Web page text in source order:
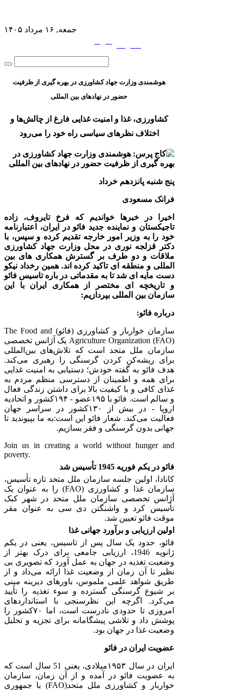
جمعه, ۱۶ مرداد ۱۴۰۵
هوشمندی وزارت جهاد کشاورزی در بهره گیری از ظرفیت
حضور در نهادهای بین المللی
کشاورزی، غذا و امنیت غذایی فارغ از چالش‌ها و
اختلاف نظرهای سیاسی راه خود را می‌رود
پنج شنبه پانزدهم خرداد
فرانک مسعودی
اخیرا در خبرها خواندیم که فرخ تایروف، زاده
تاجیکستان و نماینده جدید فائو در ایران، اعتبارنامه
خود را به وزیر امور خارجه تقدیم کرده‌ و سپس، با
دکتر قزلجه نوری در محل وزارت جهاد کشاورزی
ملاقات و دو طرف بر گسترش همکاری های بین
المللی و منطقه ای تاکید کرده اند. همین رخداد نیکو
دست مایه ای شد تا به مقدماتی در باره تاسیس فائو
و تاریخچه ای مختصر از همکاری ایران با این
سازمان بین المللی بپردازیم:
درباره فائو:
سازمان خواربار و کشاورزی (فائو) The Food and
Agriculture Organization (FAO) یک آژانس تخصصی
سازمان ملل متحد است که تلاش‌های بین‌المللی
برای ریشه‌کن کردن گرسنگی را رهبری می‌کند.
هدف فائو به گفته خودش؛ دستیابی به امنیت غذایی
برای همه و اطمینان از دسترسی منظم مردم به
غذای کافی و با کیفیت بالا برای داشتن زندگی فعال
و سالم است. فائو با ۱۹۵ عضو - ۱۹۴کشور و اتحادیه
اروپا - در بیش از
۱۳۰کشور در سراسر جهان
فعالیت می‌کند. شعار فائو این است:به ما بپیوندید تا
جهانی بدون گرسنگی و فقر بسازیم.
Join us in creating a world without hunger and
poverty.
فائو در یکم فوریه 1945 تأسیس شد
کانادا، اولین جلسه سازمان ملل متحد تازه تأسیس،
سازمان غذا و کشاورزی (FAO) را به عنوان یک
آژانس تخصصی سازمان ملل متحد در شهر کبک
تأسیس کرد و واشنگتن دی سی به عنوان مقر
موقت فائو تعیین شد.
اولین ارزیابی و برآورد جهانی غذا
فائو، حدود یک سال پس از تاسیس، یعنی در یکم
ژانویه 1946، ارزیابی جامعی برای درک بهتر از
وضعیت تغذیه در جهان به عمل آورد که تصویری بی
نظیر تا آن زمان از وضعیت غذا ارائه می‌داد و از
طریق شواهد علمی ملموس، باورهای دیرینه مبنی
بر شیوع گرسنگی گسترده و سوء تغذیه را تأیید
می‌کرد. اگرچه این نظرسنجی با استانداردهای
امروزی تا حدودی نادرست است، اما
۷۰کشور را
پوشش داد و تلاشی پیشگامانه برای تجزیه و تحلیل
وضعیت غذا در جهان بود.
عضویت ایران در فائو
ایران در سال ۱۹۵۳
میلادی، یعنی 51 سال است که
به عضویت فائو در آمده و از آن زمان، سازمان
خواربار و کشاورزی ملل متحد(FAO) با جمهوری